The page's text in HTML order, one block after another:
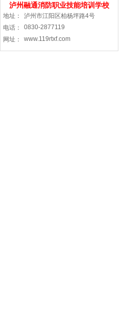
泸州融通消防职业技能培训学校
地址：
泸州市江阳区柏杨坪路4号
电话：
0830-2877119
网址：
www.119rtxf.com